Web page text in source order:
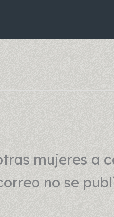
mujeres a
no se